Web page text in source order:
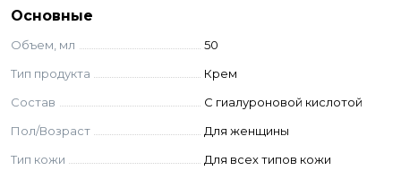
Polyacrylate, 1,2-Hexanediol, Phenoxyethanol,
Основные
Объем, мл
50
Тип продукта
Крем
Состав
С гиалуроновой кислотой
Пол/Возраст
Для женщины
Тип кожи
Для всех типов кожи